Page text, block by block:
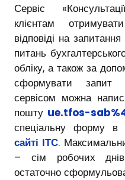
Сервіс
клієнтам
відповіді на
питань
обліку, а також за
сформувати
сервісом можна
пошту ue.tfos-
спеціальну форму в
сайті ІТС.
– сім робочих
остаточно